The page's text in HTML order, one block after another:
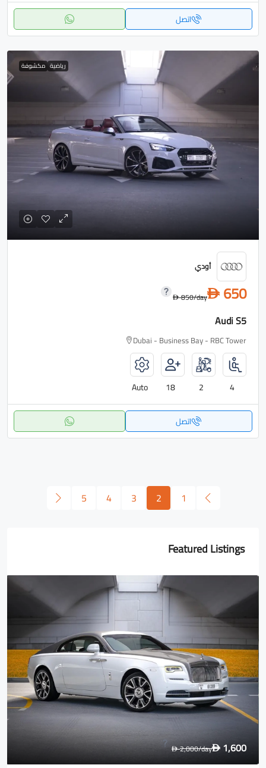
اتصل
رياضية مكشوفة
أودي
D 650
D850/day
Audi S5
Dubai - Business Bay - RBC Tower
4
2
18
Auto
اتصل
1
2
3
4
5
Featured Listings
D 1,600
D2,000/day